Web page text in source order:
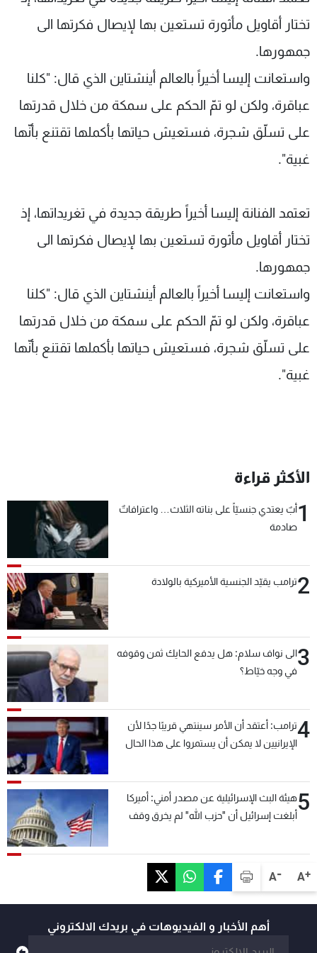
A+
A-
تختار أقاويل مأثورة تستعين بها لإيصال فكرتها الى
جمهورها.
واستعانت إليسا أخيراً بالعالم أينشتاين الذي قال: "كلنا
عباقرة، ولكن لو تمّ الحكم على سمكة من خلال قدرتها
على تسلّق شجرة، فستعيش حياتها بأكملها تقتنع بأنّها
غبية".
تعتمد الفنانة إليسا أخيراً طريقة جديدة في تغريداتها، إذ
تختار أقاويل مأثورة تستعين بها لإيصال فكرتها الى
جمهورها.
واستعانت إليسا أخيراً بالعالم أينشتاين الذي قال: "كلنا
عباقرة، ولكن لو تمّ الحكم على سمكة من خلال قدرتها
على تسلّق شجرة، فستعيش حياتها بأكملها تقتنع بأنّها
غبية".
الأكثر قراءة
1أبٌ يعتدي جنسيّاً على بناته الثلاث… واعترافاتٌ
صادمة
2ترامب يقيّد الجنسية الأميركية بالولادة
3الى نواف سلام: هل يدفع الحايك ثمن وقوفه
في وجه خيّاط؟
4ترامب: أعتقد أن الأمر سينتهي قريبًا جدًا لأن
الإيرانيين لا يمكن أن يستمروا على هذا الحال
5هيئة البث الإسرائيلية عن مصدر أمني: أميركا
أبلغت إسرائيل أن "حزب الله" لم يخرق وقف
أهم الأخبار و الفيديوهات في بريدك الالكتروني
شاهد البرامج
الترددات
عن MTV
لاعلاناتكم
وظائف
شروط الإسـتخدام
سياسة الخصوصية